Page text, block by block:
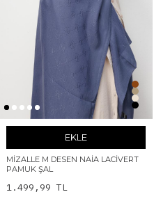
EKLE
MIZALLE M DESEN NAIA LACIVERT
PAMUK ŞAL
1.499,99 TL